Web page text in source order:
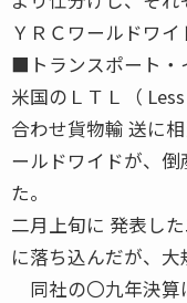
ＹＲＣワールドワ
■トランスポート
米国のＬＴＬ（
合わせ貨物輸 送に
ールドワイドが、
た。
二月上旬に 発表し
に落ち込んだが、大
同社の〇九年決算